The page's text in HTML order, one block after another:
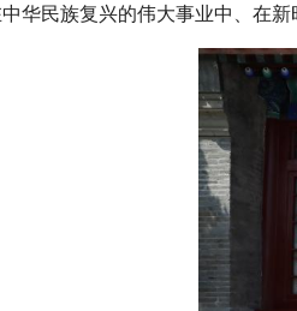
华民族复兴的伟大事业中、在